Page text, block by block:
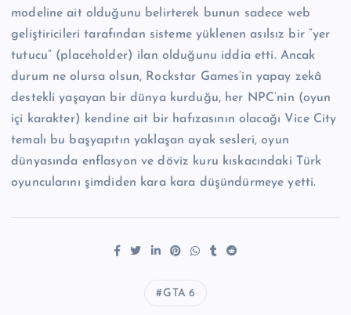
modeline ait olduğunu belirterek bunun sadece web
geliştiricileri tarafından sisteme yüklenen asılsız bir “yer
tutucu” (placeholder) ilan olduğunu iddia etti. Ancak
durum ne olursa olsun, Rockstar Games’in yapay zekâ
destekli yaşayan bir dünya kurduğu, her NPC’nin (oyun
içi karakter) kendine ait bir hafızasının olacağı Vice City
temalı bu başyapıtın yaklaşan ayak sesleri, oyun
dünyasında enflasyon ve döviz kuru kıskacındaki Türk
oyuncularını şimdiden kara kara düşündürmeye yetti.
GTA 6